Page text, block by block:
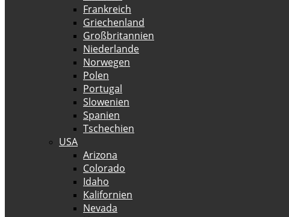
Frankreich
Griechenland
Großbritannien
Niederlande
Norwegen
Polen
Portugal
Slowenien
Spanien
Tschechien
USA
Arizona
Colorado
Idaho
Kalifornien
Nevada